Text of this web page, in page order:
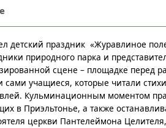
детский праздник «Журавлиное
природного парка и
сцене – площадке перед
учащиеся, которые читали
Кульминационным моментом
в Приэльтонье, а также
церкви Пантелеймона